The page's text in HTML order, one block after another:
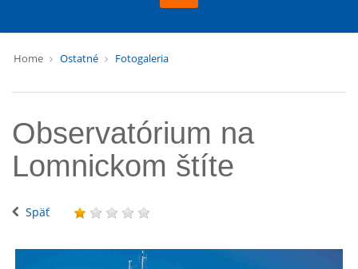
Home Ostatné Fotogaleria
Observatórium na
Lomnickom štíte
Späť